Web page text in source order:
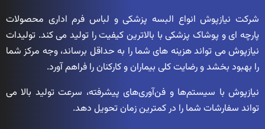
شرکت نیازپوش انواع البسه پزشکی و لباس فرم اداری محصولات
پارچه ای و پوشاک پزشکی با بالاترین کیفیت را تولید می کند. تولیدات
نیازپوش می تواند هزینه های شما را به حداقل برساند، وجه مرکز شما
را بهبود بخشد و رضایت کلی بیماران و کارکنان را فراهم آورد.
نیازپوش با سیستم‌ها و فن‌آوری‌های پیشرفته، سرعت تولید بالا می
تواند سفارشات شما را در کمترین زمان تحویل دهد.